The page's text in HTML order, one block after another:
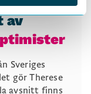
av
Sveriges
gör Therese
avsnitt finns